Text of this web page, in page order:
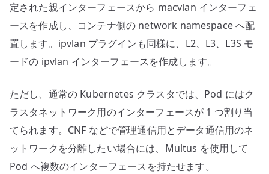
定された親インターフェースから macvlan インターフェ
ースを作成し、コンテナ側の network namespace へ配
置します。ipvlan プラグインも同様に、L2、L3、L3S モ
ードの ipvlan インターフェースを作成します。
ただし、通常の Kubernetes クラスタでは、Pod にはク
ラスタネットワーク用のインターフェースが 1 つ割り当
てられます。CNF などで管理通信用とデータ通信用のネ
ットワークを分離したい場合には、Multus を使用して
Pod へ複数のインターフェースを持たせます。